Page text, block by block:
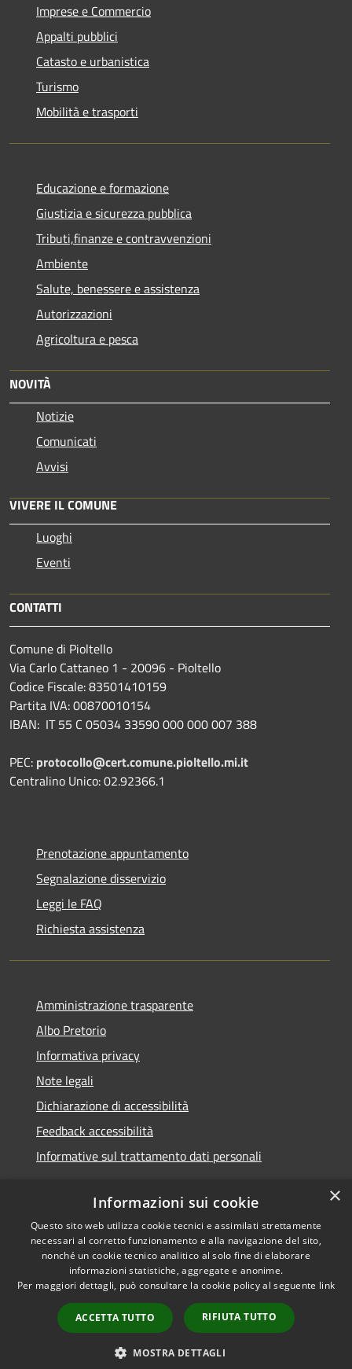
Imprese e Commercio
Appalti pubblici
Catasto e urbanistica
Turismo
Mobilità e trasporti
Educazione e formazione
Giustizia e sicurezza pubblica
Tributi,finanze e contravvenzioni
Ambiente
Salute, benessere e assistenza
Autorizzazioni
Agricoltura e pesca
NOVITÀ
Notizie
Comunicati
Avvisi
VIVERE IL COMUNE
Luoghi
Eventi
CONTATTI
Comune di Pioltello
Via Carlo Cattaneo 1 - 20096 - Pioltello
Codice Fiscale: 83501410159
Partita IVA: 00870010154
IBAN: IT 55 C 05034 33590 000 000 007 388
PEC: protocollo@cert.comune.pioltello.mi.it
Centralino Unico: 02.92366.1
Prenotazione appuntamento
Segnalazione disservizio
Leggi le FAQ
Richiesta assistenza
Amministrazione trasparente
Albo Pretorio
Informativa privacy
Note legali
Dichiarazione di accessibilità
Feedback accessibilità
Informative sul trattamento dati personali
RSS
Accessibilità
Cookie
Mappa del sito
Informativa trattamento
Copyright © 2026 • Comune di
Pioltello • Powered by
Municipium•Accesso
redazione
×
Informazioni sui cookie
Questo sito web utilizza cookie tecnici e assimilati strettamente
necessari al corretto funzionamento e alla navigazione del sito,
nonché un cookie tecnico analitico al solo fine di elaborare
informazioni statistiche, aggregate e anonime.
Per maggiori dettagli, può consultare la cookie policy al seguente link
ACCETTA TUTTO RIFIUTA TUTTO
MOSTRA DETTAGLI